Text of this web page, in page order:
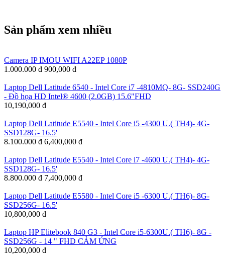
Sản phẩm xem nhiều
Camera IP IMOU WIFI A22EP 1080P
1.000.000 đ 900,000 đ
Laptop Dell Latitude 6540 - Intel Core i7 -4810MQ- 8G- SSD240G
- Đồ họa HD Intel® 4600 (2.0GB) 15.6"FHD
10,190,000 đ
Laptop Dell Latitude E5540 - Intel Core i5 -4300 U.( TH4)- 4G-
SSD128G- 16.5'
8.100.000 đ 6,400,000 đ
Laptop Dell Latitude E5540 - Intel Core i7 -4600 U.( TH4)- 4G-
SSD128G- 16.5'
8.800.000 đ 7,400,000 đ
Laptop Dell Latitude E5580 - Intel Core i5 -6300 U.( TH6)- 8G-
SSD256G- 16.5'
10,800,000 đ
Laptop HP Elitebook 840 G3 - Intel Core i5-6300U.( TH6)- 8G -
SSD256G - 14 " FHD CẢM ỨNG
10,200,000 đ